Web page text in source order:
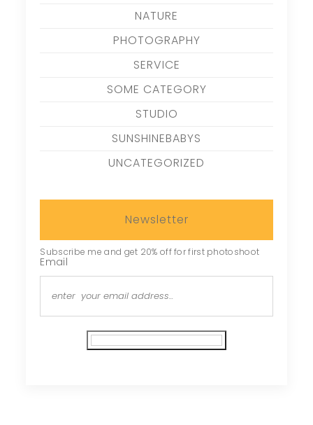
NATURE
PHOTOGRAPHY
SERVICE
SOME CATEGORY
STUDIO
SUNSHINEBABYS
UNCATEGORIZED
Newsletter
Subscribe me and get 20% off for first photoshoot
Email